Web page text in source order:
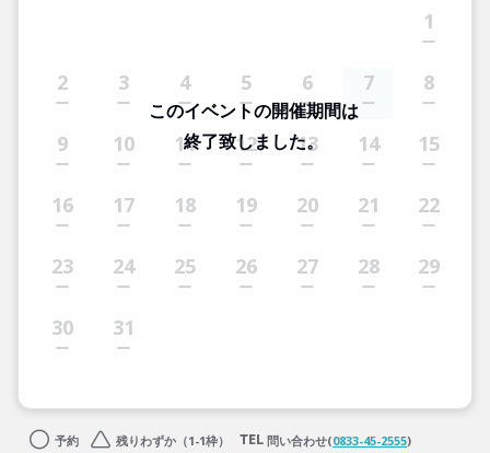
1
2 3 4 5 6 7 8
9 10 11 12 13 14 15
16 17 18 19 20 21 22
23 24 25 26 27 28 29
30 31
このイベントの開催期間は
終了致しました。
予約 残りわずか（1-1枠） 問い合わせ(0833-45-2555)